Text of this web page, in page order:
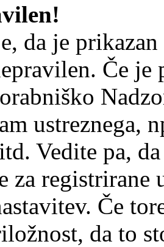
da je prikazan
Če
ustreznega,
Vedite pa,
za registrirane
Če
da to